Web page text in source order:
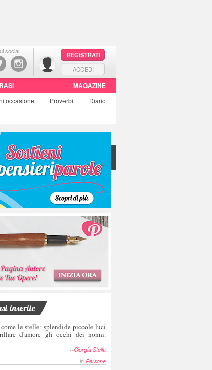
social
REGISTRATI
ACCEDI
MAGAZINE
occasione Proverbi
Diario
inserite
le stelle: splendide piccole luci
d'amore gli occhi dei nonni.
--Giorgia Stella
in Persone